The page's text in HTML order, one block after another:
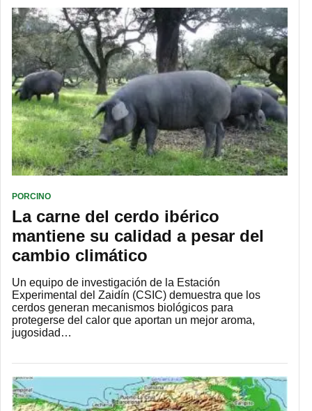
PORCINO
La carne del cerdo ibérico
mantiene su calidad a pesar del
cambio climático
Un equipo de investigación de la Estación
Experimental del Zaidín (CSIC) demuestra que los
cerdos generan mecanismos biológicos para
protegerse del calor que aportan un mejor aroma,
jugosidad…